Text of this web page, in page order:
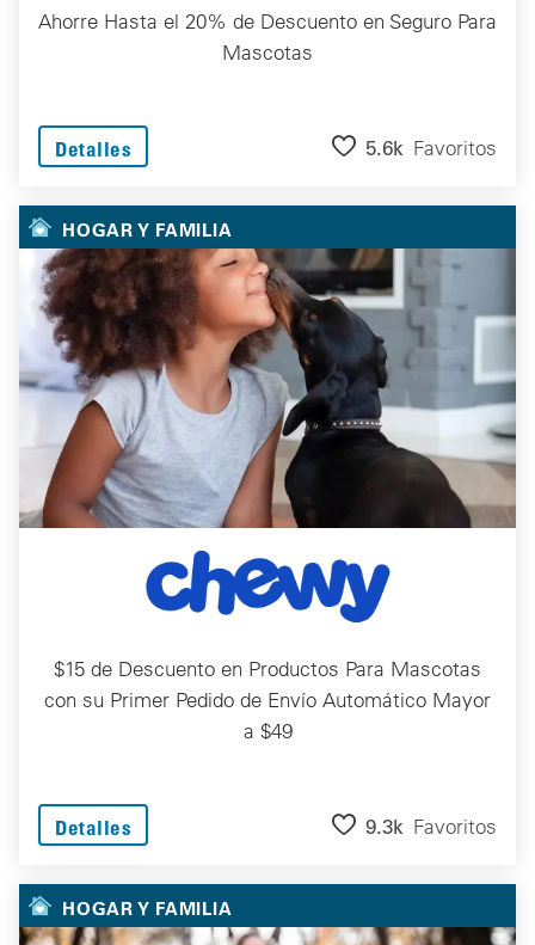
Ahorre Hasta el 20% de Descuento en Seguro Para
Mascotas
Detalles 5.6k Favoritos
HOGAR Y FAMILIA
$15 de Descuento en Productos Para Mascotas
con su Primer Pedido de Envío Automático Mayor
a $49
Detalles 9.3k Favoritos
HOGAR Y FAMILIA